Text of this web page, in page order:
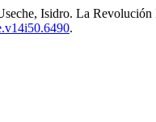
Isidro. La
.